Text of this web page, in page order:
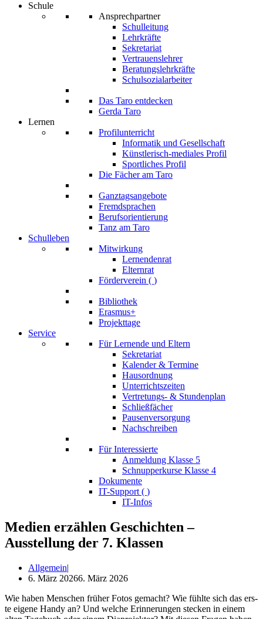
Schule
Ansprechpartner
Schulleitung
Lehrkräfte
Sekretariat
Vertrauenslehrer
Beratungslehrkräfte
Schulsozialarbeiter
Das Taro entdecken
Gerda Taro
Lernen
Profilunterricht
Informatik und Gesellschaft
Künstlerisch-mediales Profil
Sportliches Profil
Die Fächer am Taro
Ganztagsangebote
Fremdsprachen
Berufsorientierung
Tanz am Taro
Schulleben
Mitwirkung
Lernendenrat
Elternrat
Förderverein ( )
Bibliothek
Erasmus+
Projekttage
Service
Für Lernende und Eltern
Sekretariat
Kalender & Termine
Hausordnung
Unterrichtszeiten
Vertretungs- & Stundenplan
Schließfächer
Pausenversorgung
Nachschreiben
Für Interessierte
Anmeldung Klasse 5
Schnupperkurse Klasse 4
Dokumente
IT-Support ( )
IT-Infos
Medien erzählen Geschichten –
Ausstellung der 7. Klassen
Allgemein
6. März 20266. März 2026
Wie haben Men­schen frü­her Fotos gemacht? Wie fühl­te sich das ers­
te eige­ne Han­dy an? Und wel­che Erin­ne­run­gen ste­cken in einem